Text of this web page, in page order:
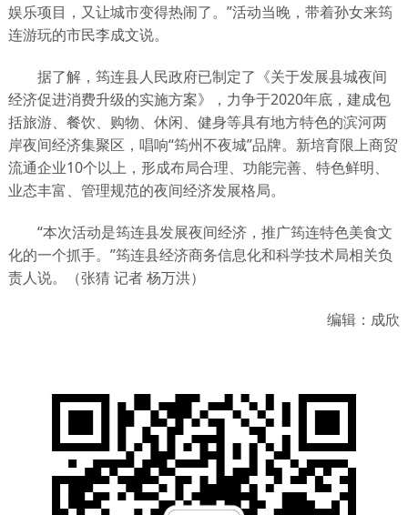
娱乐项目，又让城市变得热闹了。”活动当晚，带着孙女来筠
连游玩的市民李成文说。
据了解，筠连县人民政府已制定了《关于发展县城夜间
经济促进消费升级的实施方案》，力争于2020年底，建成包
括旅游、餐饮、购物、休闲、健身等具有地方特色的滨河两
岸夜间经济集聚区，唱响“筠州不夜城”品牌。新培育限上商贸
流通企业10个以上，形成布局合理、功能完善、特色鲜明、
业态丰富、管理规范的夜间经济发展格局。
“本次活动是筠连县发展夜间经济，推广筠连特色美食文
化的一个抓手。”筠连县经济商务信息化和科学技术局相关负
责人说。（张猜 记者 杨万洪）
编辑：成欣